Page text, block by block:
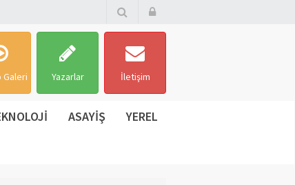
Galeri Yazarlar İletişim
ASAYİŞ YEREL